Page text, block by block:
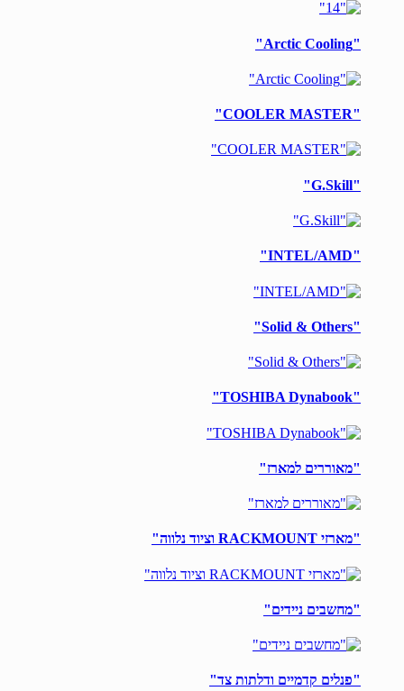
"Arctic Cooling"
"COOLER MASTER"
"G.Skill"
"INTEL/AMD"
"Solid & Others"
"TOSHIBA Dynabook"
"מאוררים למארז"
"מארזי RACKMOUNT וציוד נלווה"
"מחשבים ניידים"
"פנלים קדמיים ודלתות צד"